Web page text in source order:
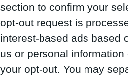
section to confirm your
opt-out request is
interest-based ads based
us or personal
your opt-out. You may